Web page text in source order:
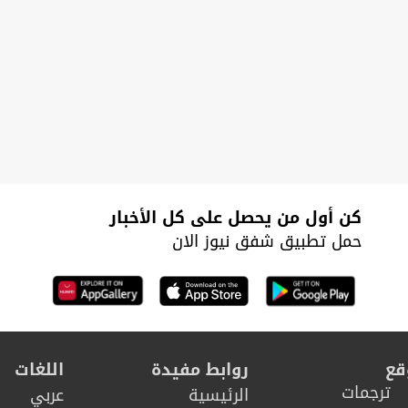
كن أول من يحصل على كل الأخبار
حمل تطبيق شفق نيوز الان
ترجمات
روابط مفيدة
الرئيسية
اللغات
عربي